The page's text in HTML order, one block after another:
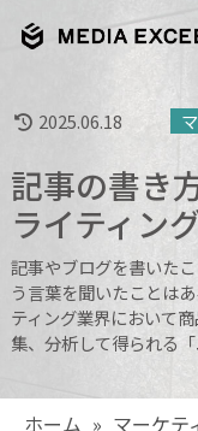
2025.06.18
記事の書き
ライティン
記事やブログを書いた
う言葉を聞いたことは
ティング業界において
集、分析して得られる
ホーム » マーケテ